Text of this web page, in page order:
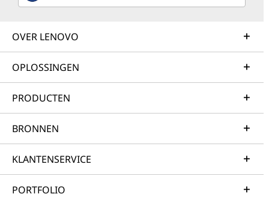
OVER LENOVO
OPLOSSINGEN
PRODUCTEN
BRONNEN
KLANTENSERVICE
PORTFOLIO